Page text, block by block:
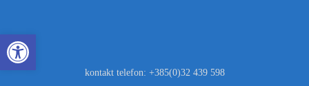
kontakt telefon: +385(0)32 439 598
Open toolbar